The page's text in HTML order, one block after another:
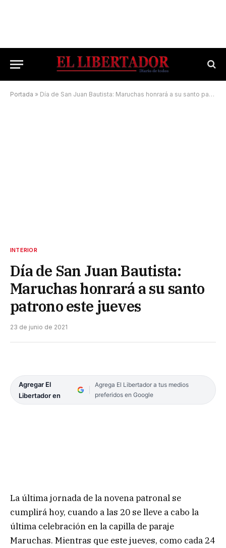
Portada » Día de San Juan Bautista: Maruchas honrará a su santo patrono este jueves
INTERIOR
Día de San Juan Bautista:
Maruchas honrará a su santo
patrono este jueves
23 de junio de 2021
Agregar El
Libertador en
Agrega El Libertador a tus medios
preferidos en Google
La última jornada de la novena patronal se
cumplirá hoy, cuando a las 20 se lleve a cabo la
última celebración en la capilla de paraje
Maruchas. Mientras que este jueves, como cada 24